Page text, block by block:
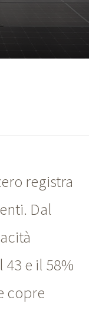
registra
Dal
e il 58%
copre